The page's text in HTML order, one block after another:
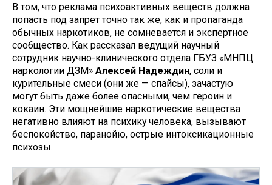
В том, что реклама психоактивных веществ должна
попасть под запрет точно так же, как и пропаганда
обычных наркотиков, не сомневается и экспертное
сообщество. Как рассказал ведущий научный
сотрудник научно-клинического отдела ГБУЗ «МНПЦ
наркологии ДЗМ» Алексей Надеждин, соли и
курительные смеси (они же — спайсы), зачастую
могут быть даже более опасными, чем героин и
кокаин. Эти мощнейшие наркотические вещества
негативно влияют на психику человека, вызывают
беспокойство, паранойю, острые интоксикационные
психозы.